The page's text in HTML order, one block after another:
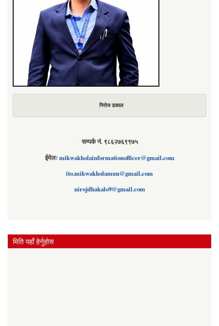
निरोज ढकाल
सम्पर्क नं. ९८६२७६९९७५
ईमेलःmikwakholainformationofficer@gmail.com
ito.mikwakholamun@gmail.com
nirojdhakalo9@gmail.com
मिति यहाँ हेर्नुहोस